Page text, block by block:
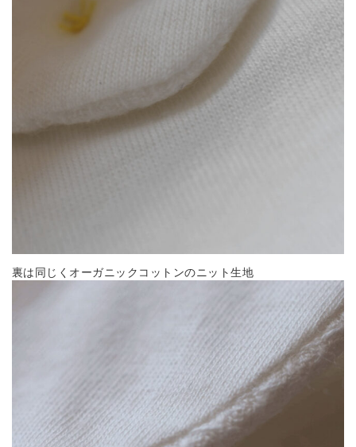
裏は同じくオーガニックコットンのニット生地